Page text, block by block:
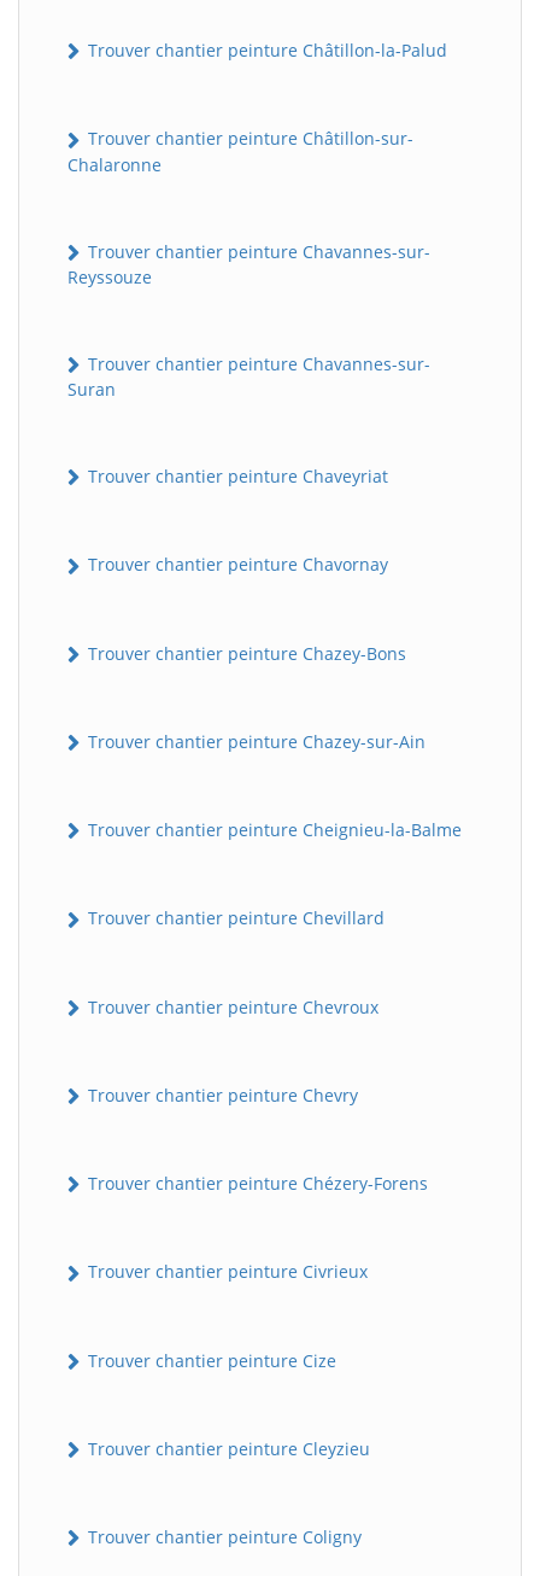
Trouver chantier peinture Châtillon-la-Palud
Trouver chantier peinture Châtillon-sur-
Chalaronne
Trouver chantier peinture Chavannes-sur-
Reyssouze
Trouver chantier peinture Chavannes-sur-
Suran
Trouver chantier peinture Chaveyriat
Trouver chantier peinture Chavornay
Trouver chantier peinture Chazey-Bons
Trouver chantier peinture Chazey-sur-Ain
Trouver chantier peinture Cheignieu-la-Balme
Trouver chantier peinture Chevillard
Trouver chantier peinture Chevroux
Trouver chantier peinture Chevry
Trouver chantier peinture Chézery-Forens
Trouver chantier peinture Civrieux
Trouver chantier peinture Cize
Trouver chantier peinture Cleyzieu
Trouver chantier peinture Coligny